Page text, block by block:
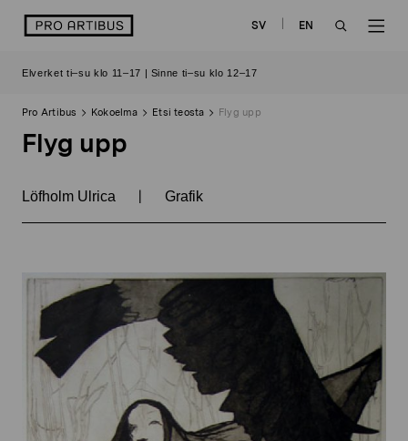
sisältöön
logo SV
EN
Elverket ti–su klo 11–17 | Sinne ti–su klo 12–17
Pro Artibus Kokoelma Etsi teosta Flyg upp
Flyg upp
Löfholm Ulrica | Grafik